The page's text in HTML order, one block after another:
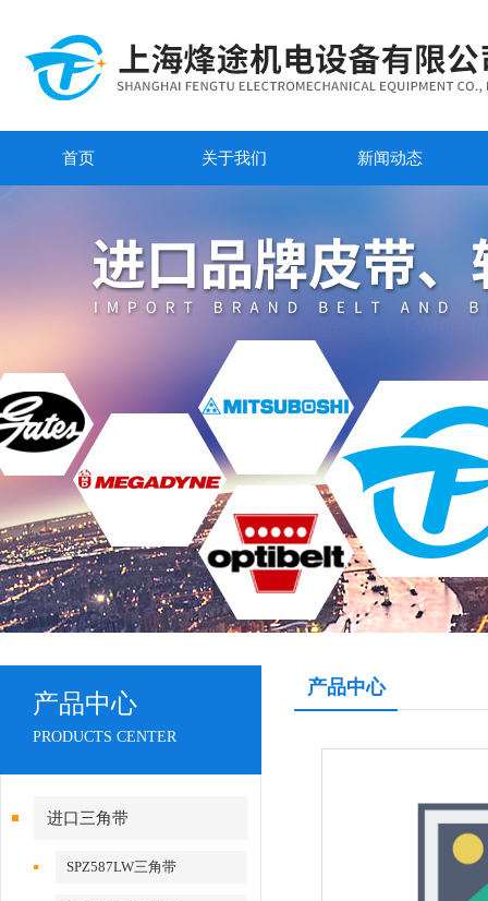
首页 关于我们 新闻动态
产品中心
PRODUCTS CENTER
进口三角带
SPZ587LW三角带
产品中心